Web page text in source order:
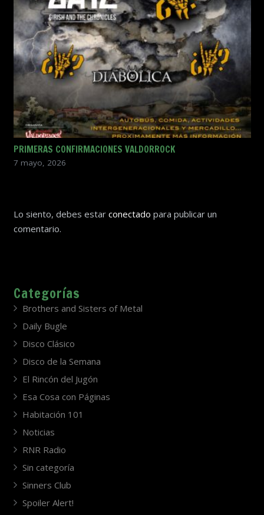
PRIMERAS CONFIRMACIONES VALDORROCK
7 mayo, 2026
Lo siento, debes estar conectado para publicar un
comentario.
Categorías
Brothers and Sisters of Metal
Daily Bugle
Disco Clásico
Disco de la Semana
El Rincón del Jugón
Esa Cosa con Páginas
Habitación 101
Noticias
RNR Radio
Sin categoría
Sinners Club
Spoiler Alert!